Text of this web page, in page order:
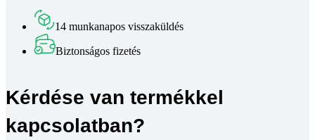
mennyiség
14 munkanapos visszaküldés
Biztonságos fizetés
Kérdése van termékkel
kapcsolatban?